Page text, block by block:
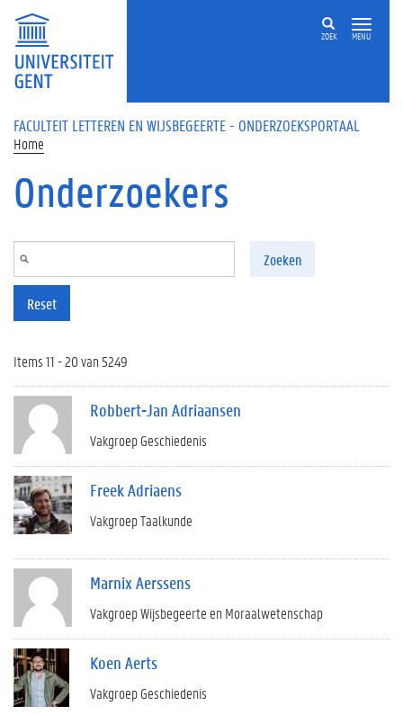
Overslaan en naar de inhoud gaan
ZOEK MENU
FACULTEIT LETTEREN EN WIJSBEGEERTE - ONDERZOEKSPORTAAL
Home
Onderzoekers
Zoeken
Reset
Items 11 - 20 van 5249
Robbert-Jan Adriaansen
Vakgroep Geschiedenis
Freek Adriaens
Vakgroep Taalkunde
Marnix Aerssens
Vakgroep Wijsbegeerte en Moraalwetenschap
Koen Aerts
Vakgroep Geschiedenis